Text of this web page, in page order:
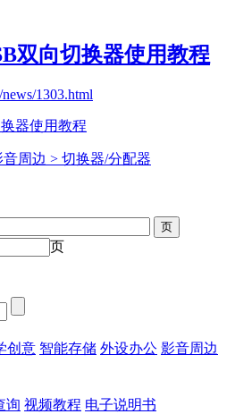
双向切换器使用教程
1303.html
器使用教程
音周边 > 切换器/分配器
页
创意 智能存储 外设办公 影音周边
询 视频教程 电子说明书